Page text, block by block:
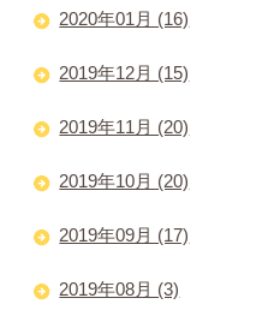
2020年01月 (16)
2019年12月 (15)
2019年11月 (20)
2019年10月 (20)
2019年09月 (17)
2019年08月 (3)